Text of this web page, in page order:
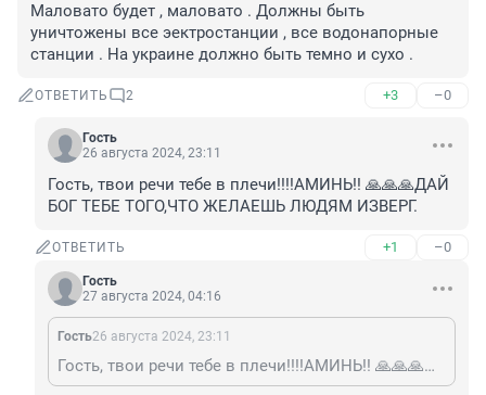
Маловато будет , маловато . Должны быть
уничтожены все эектростанции , все водонапорные
станции . На украине должно быть темно и сухо .
ОТВЕТИТЬ 2 +3 –0
Гость
26 августа 2024, 23:11
Гость, твои речи тебе в плечи!!!!АМИНЬ!! 🙏🙏🙏ДАЙ
БОГ ТЕБЕ ТОГО,ЧТО ЖЕЛАЕШЬ ЛЮДЯМ ИЗВЕРГ.
ОТВЕТИТЬ +1 –0
Гость
27 августа 2024, 04:16
Гость26 августа 2024, 23:11
Гость, твои речи тебе в плечи!!!!АМИНЬ!! 🙏🙏🙏ДАЙ БОГ ТЕБЕ ТОГО,ЧТО ЖЕЛАЕШЬ ЛЮДЯМ ИЗВЕРГ.